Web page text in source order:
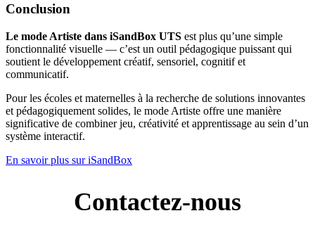
Conclusion
Le mode Artiste dans iSandBox UTS est plus qu’une simple
fonctionnalité visuelle — c’est un outil pédagogique puissant qui
soutient le développement créatif, sensoriel, cognitif et
communicatif.
Pour les écoles et maternelles à la recherche de solutions innovantes
et pédagogiquement solides, le mode Artiste offre une manière
significative de combiner jeu, créativité et apprentissage au sein d’un
système interactif.
En savoir plus sur iSandBox
Contactez-nous